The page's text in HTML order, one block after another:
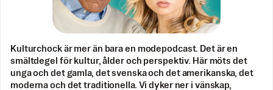
Kulturchock är mer än bara en modepodcast. Det är en
smältdegel för kultur, ålder och perspektiv. Här möts det
unga och det gamla, det svenska och det amerikanska, det
moderna och det traditionella. Vi dyker ner i vänskap,